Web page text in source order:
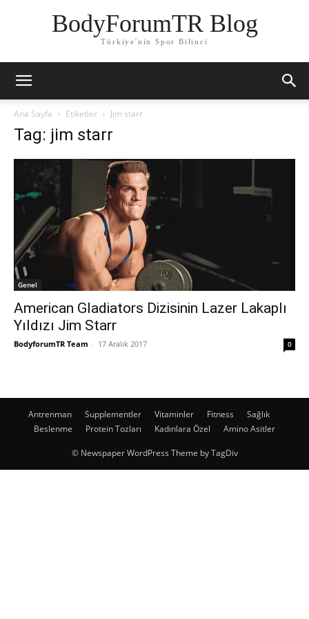
BodyForumTR Blog
Türkiye'nin Spor Bilinci
Ana Sayfa Etiketler Jim starr
Tag: jim starr
Genel
American Gladiators Dizisinin Lazer Lakaplı
Yıldızı Jim Starr
BodyforumTR Team - 17 Aralık 2017 0
Antrenman Supplementler Vitaminler Fitness
Sağlık
Beslenme
Protein Tozları Kadınlara Özel Amino Asitler
© Newspaper WordPress Theme by TagDiv